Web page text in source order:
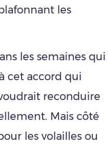
les
les semaines qui
cet accord qui
reconduire
Mais côté
les volailles ou